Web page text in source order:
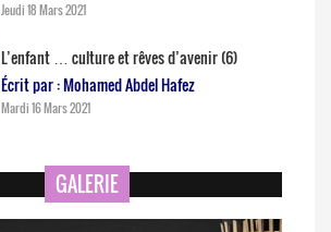
Jeudi 18 Mars 2021
L’enfant … culture et rêves d’avenir (6)
Écrit par : Mohamed Abdel Hafez
Mardi 16 Mars 2021
GALERIE